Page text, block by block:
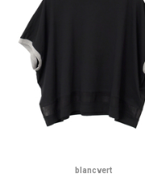
blancvert